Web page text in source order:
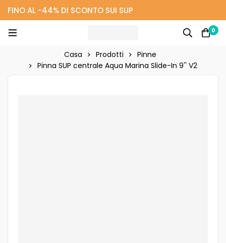
FINO AL -44% DI SCONTO SUI SUP
0
Casa Prodotti
Pinne
Pinna SUP centrale Aqua Marina Slide-In 9'' V2